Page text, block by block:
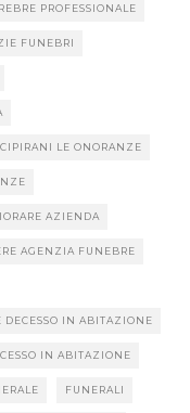
PROFESSIONALE
FUNEBRI
CIPIRANI LE ONORANZE
AZIENDA
AGENZIA FUNEBRE
DECESSO IN ABITAZIONE
IN ABITAZIONE
FUNERALI